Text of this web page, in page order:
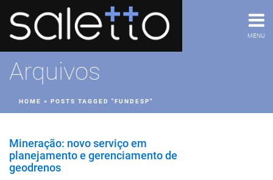
MENU
Arquivos
HOME » POSTS TAGGED "FUNDESP"
Mineração: novo serviço em
planejamento e gerenciamento de
geodrenos